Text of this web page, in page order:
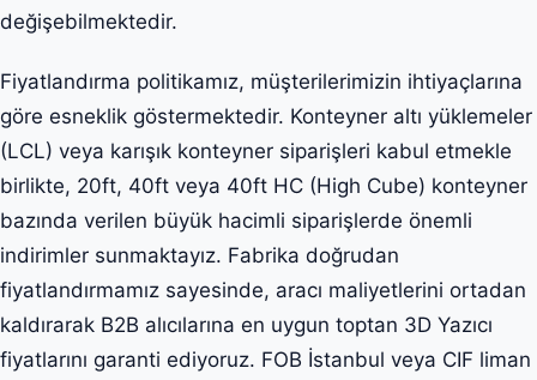
değişebilmektedir.
Fiyatlandırma politikamız, müşterilerimizin ihtiyaçlarına
göre esneklik göstermektedir. Konteyner altı yüklemeler
(LCL) veya karışık konteyner siparişleri kabul etmekle
birlikte, 20ft, 40ft veya 40ft HC (High Cube) konteyner
bazında verilen büyük hacimli siparişlerde önemli
indirimler sunmaktayız. Fabrika doğrudan
fiyatlandırmamız sayesinde, aracı maliyetlerini ortadan
kaldırarak B2B alıcılarına en uygun toptan 3D Yazıcı
fiyatlarını garanti ediyoruz. FOB İstanbul veya CIF liman